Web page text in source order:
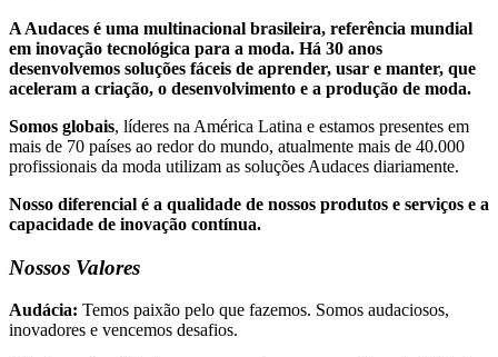
A Audaces é uma multinacional brasileira, referência mundial
em inovação tecnológica para a moda. Há 30 anos
desenvolvemos soluções fáceis de aprender, usar e manter, que
aceleram a criação, o desenvolvimento e a produção de moda.
Somos globais, líderes na América Latina e estamos presentes em
mais de 70 países ao redor do mundo, atualmente mais de 40.000
profissionais da moda utilizam as soluções Audaces diariamente.
Nosso diferencial é a qualidade de nossos produtos e serviços e a
capacidade de inovação contínua.
Nossos Valores
Audácia: Temos paixão pelo que fazemos.​ Somos audaciosos,
inovadores e vencemos desafios.​